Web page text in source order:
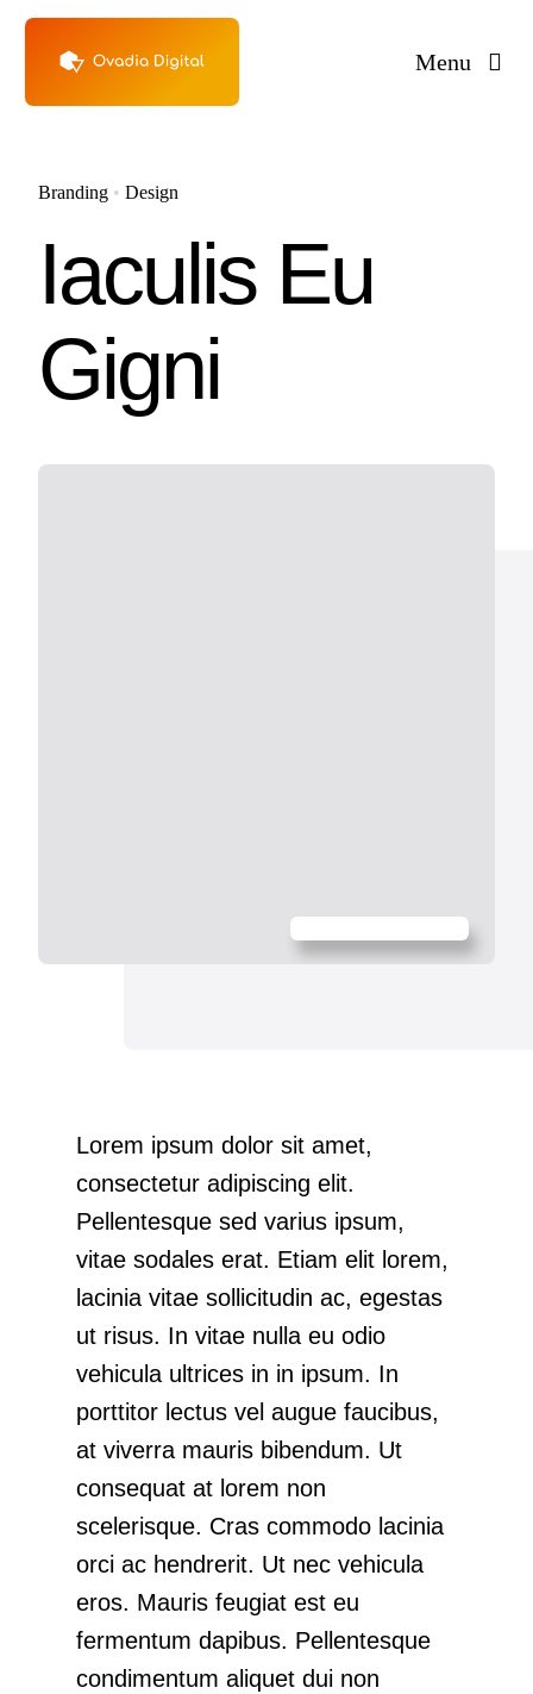
Skip
content
Menu
Branding• Design
Iaculis Eu
Gigni
Lorem ipsum dolor sit amet,
consectetur adipiscing elit.
Pellentesque sed varius ipsum,
vitae sodales erat. Etiam elit lorem,
lacinia vitae sollicitudin ac, egestas
ut risus. In vitae nulla eu odio
vehicula ultrices in in ipsum. In
porttitor lectus vel augue faucibus,
at viverra mauris bibendum. Ut
consequat at lorem non
scelerisque. Cras commodo lacinia
orci ac hendrerit. Ut nec vehicula
eros. Mauris feugiat est eu
fermentum dapibus. Pellentesque
condimentum aliquet dui non